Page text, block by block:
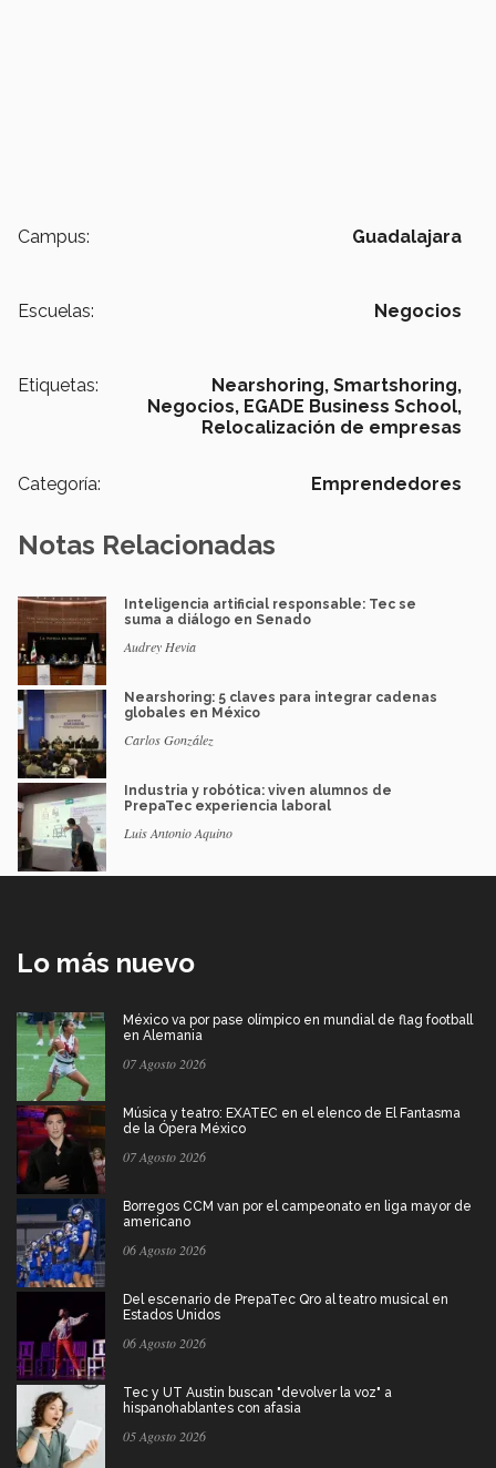
Campus: Guadalajara
Escuelas: Negocios
Etiquetas: Nearshoring, Smartshoring,
Negocios, EGADE Business School,
Relocalización de empresas
Categoría: Emprendedores
Notas Relacionadas
Inteligencia artificial responsable: Tec se
suma a diálogo en Senado
Audrey Hevia
Nearshoring: 5 claves para integrar cadenas
globales en México
Carlos González
Industria y robótica: viven alumnos de
PrepaTec experiencia laboral
Luis Antonio Aquino
Lo más nuevo
México va por pase olímpico en mundial de flag football
en Alemania
07 Agosto 2026
Música y teatro: EXATEC en el elenco de El Fantasma
de la Ópera México
07 Agosto 2026
Borregos CCM van por el campeonato en liga mayor de
americano
06 Agosto 2026
Del escenario de PrepaTec Qro al teatro musical en
Estados Unidos
06 Agosto 2026
Tec y UT Austin buscan "devolver la voz" a
hispanohablantes con afasia
05 Agosto 2026